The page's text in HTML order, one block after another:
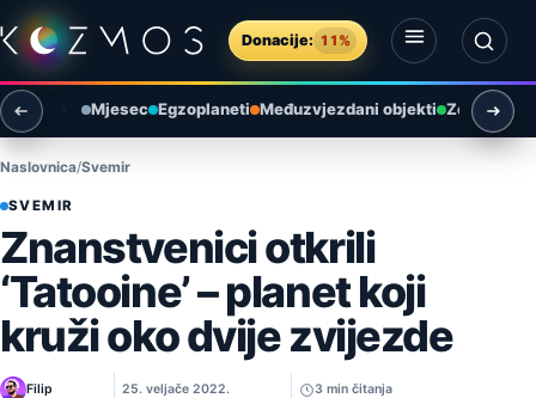
Preskoči na sadržaj
Donacije: 11%
Otvori izbornik
Otvori pretragu
Mjesec Egzoplaneti Međuzvjezdani objekti Zemlja i
Naslovnica Svemir
SVEMIR
Znanstvenici otkrili
‘Tatooine’ – planet koji
kruži oko dvije zvijezde
Filip 25. veljače 2022. 3 min čitanja